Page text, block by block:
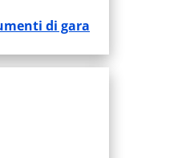
di gara